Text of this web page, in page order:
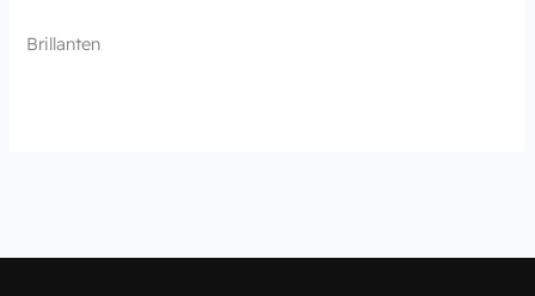
Brillanten